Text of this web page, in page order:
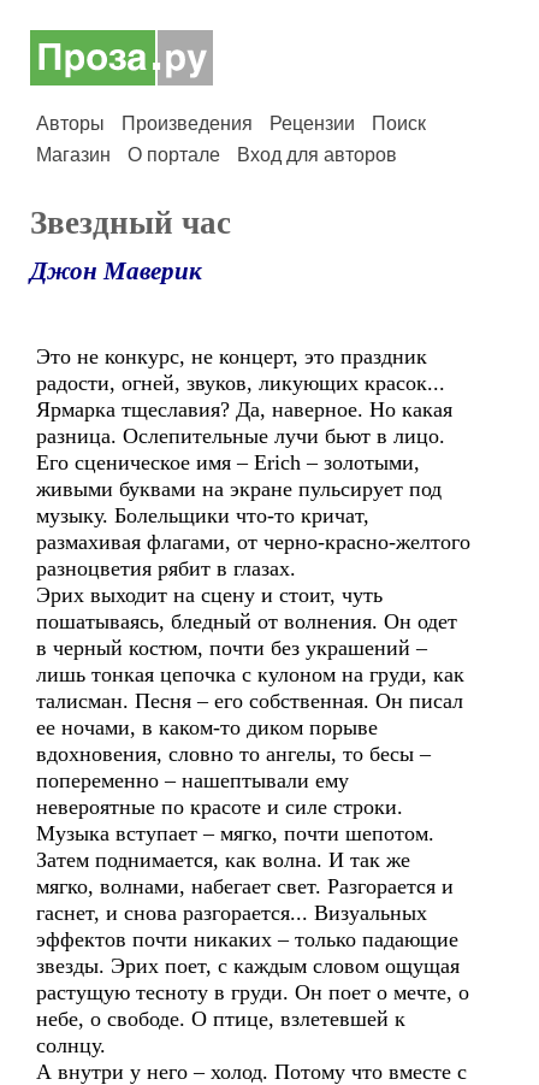
Авторы Произведения Рецензии
Поиск
Магазин
О портале Вход для авторов
Звездный час
Джон Маверик
Это не конкурс, не концерт, это праздник
радости, огней, звуков, ликующих красок...
Ярмарка тщеславия? Да, наверное. Но какая
разница. Ослепительные лучи бьют в лицо.
Его сценическое имя – Erich – золотыми,
живыми буквами на экране пульсирует под
музыку. Болельщики что-то кричат,
размахивая флагами, от черно-красно-желтого
разноцветия рябит в глазах.
Эрих выходит на сцену и стоит, чуть
пошатываясь, бледный от волнения. Он одет
в черный костюм, почти без украшений –
лишь тонкая цепочка с кулоном на груди, как
талисман. Песня – его собственная. Он писал
ее ночами, в каком-то диком порыве
вдохновения, словно то ангелы, то бесы –
попеременно – нашептывали ему
невероятные по красоте и силе строки.
Музыка вступает – мягко, почти шепотом.
Затем поднимается, как волна. И так же
мягко, волнами, набегает свет. Разгорается и
гаснет, и снова разгорается... Визуальных
эффектов почти никаких – только падающие
звезды. Эрих поет, с каждым словом ощущая
растущую тесноту в груди. Он поет о мечте, о
небе, о свободе. О птице, взлетевшей к
солнцу.
А внутри у него – холод. Потому что вместе с